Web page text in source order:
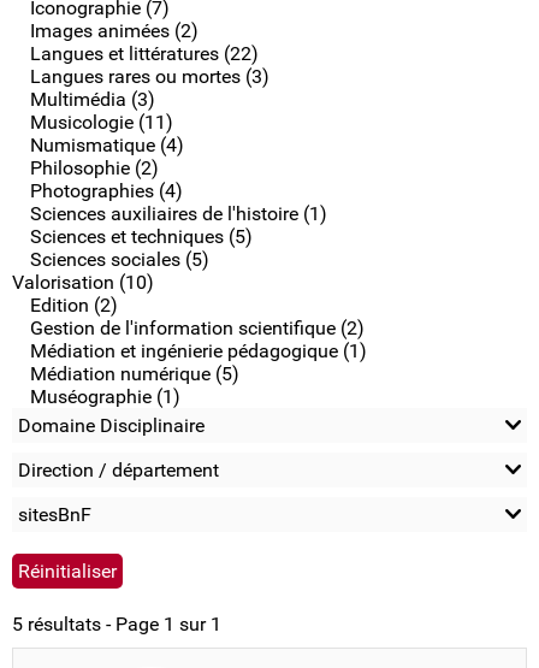
Iconographie (7)
Images animées (2)
Langues et littératures (22)
Langues rares ou mortes (3)
Multimédia (3)
Musicologie (11)
Numismatique (4)
Philosophie (2)
Photographies (4)
Sciences auxiliaires de l'histoire (1)
Sciences et techniques (5)
Sciences sociales (5)
Valorisation (10)
Edition (2)
Gestion de l'information scientifique (2)
Médiation et ingénierie pédagogique (1)
Médiation numérique (5)
Muséographie (1)
Domaine Disciplinaire
Direction / département
sitesBnF
5 résultats - Page 1 sur 1